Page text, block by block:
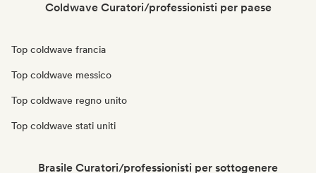
Coldwave Curatori/professionisti per paese
Top coldwave francia
Top coldwave messico
Top coldwave regno unito
Top coldwave stati uniti
Brasile Curatori/professionisti per sottogenere